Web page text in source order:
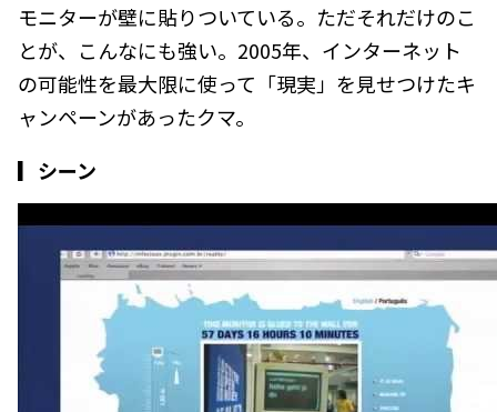
モニターが壁に貼りついている。ただそれだけのこ
とが、こんなにも強い。2005年、インターネット
の可能性を最大限に使って「現実」を見せつけたキ
ャンペーンがあったクマ。
▎シーン